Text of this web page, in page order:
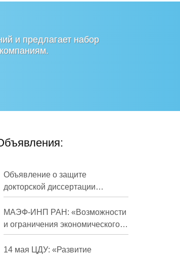
и предлагает набор
Объявление о защите
докторской диссертации
Кузнецова Михаила
Евгеньевича
МАЭФ-ИНП РАН: «Возможности
и ограничения экономического
развития России в средне- и
долгосрочной перспективе»
14 мая ЦДУ: «Развитие